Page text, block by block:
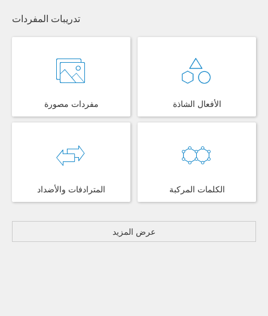
تدريبات المفردات
مفردات مصورة الأفعال الشاذة
المترادفات والأضداد الكلمات المركبة
عرض المزيد